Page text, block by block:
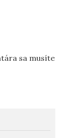
sa musíte